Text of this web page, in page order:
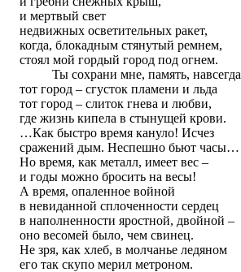
и мертвый свет
недвижных осветительных ракет,
когда, блокадным стянутый ремнем,
стоял мой гордый город под огнем.
Ты сохрани мне, память, навсегда
тот город – сгусток пламени и льда
тот город – слиток гнева и любви,
где жизнь кипела в стынущей крови.
…Как быстро время кануло! Исчез
сражений дым. Неспешно бьют часы…
Но время, как металл, имеет вес –
и годы можно бросить на весы!
А время, опаленное войной
в невиданной сплоченности сердец
в наполненности яростной, двойной –
оно весомей было, чем свинец.
Не зря, как хлеб, в молчанье ледяном
его так скупо мерил метроном.